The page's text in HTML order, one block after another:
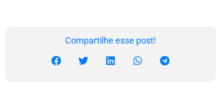
Compartilhe esse post!